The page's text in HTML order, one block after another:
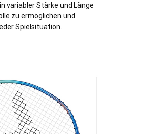
variabler Stärke und Länge
zu ermöglichen und
Spielsituation.